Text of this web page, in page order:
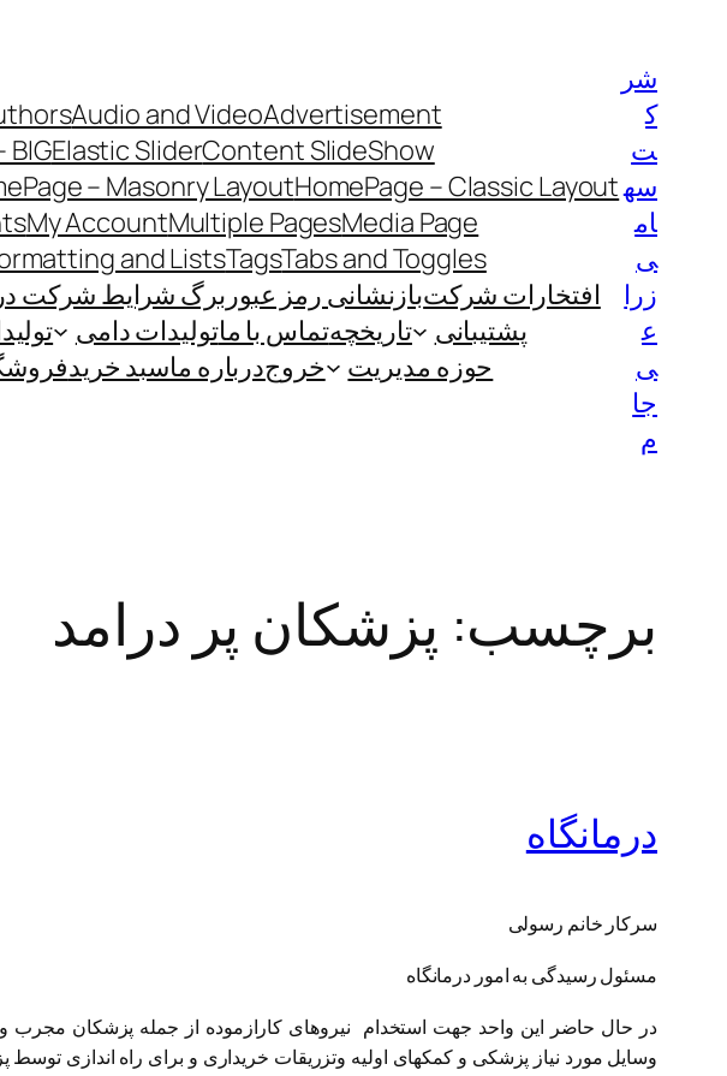
شر
ک
ت
سه
ام
ی
زرا
ع
ی
جا
م
Advertisement
Audio and Video
Content SlideShow
Elastic Slider
BIG
HomePage – Classic Layout
– Masonry Layout
Media Page
Multiple Pages
My Account
Tabs and Toggles
Tags
and Lists
افتخارات شرکتبازنشانی رمز عبور برگ شرایط شرکت در
پشتیبانی
تاریخچهتماس با ماتولیدات دامی
حوزه مدیریت
خروجدرباره ماسبد خرید
برچسب: پزشکان پر درامد
درمانگاه
سرکار خانم رسولی
مسئول رسیدگی به امور درمانگاه
در حال حاضر این واحد جهت استخدام نیروهای کارازموده از جمله پزشکان مجرب و
وسایل مورد نیاز پزشکی و کمکهای اولیه وتزریقات خریداری و برای راه اندازی